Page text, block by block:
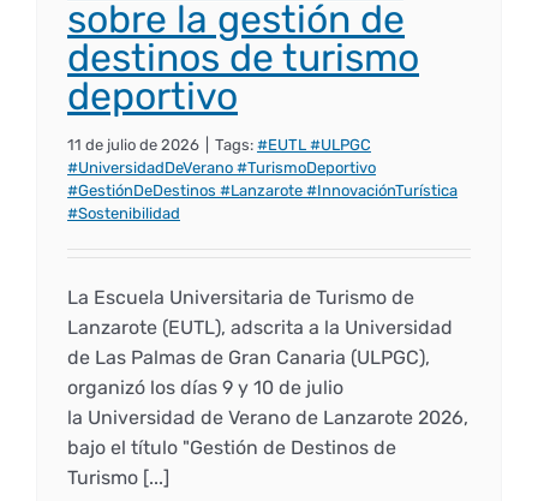
sobre la gestión de
destinos de turismo
deportivo
11 de julio de 2026 Tags: #EUTL #ULPGC
#UniversidadDeVerano #TurismoDeportivo
#GestiónDeDestinos #Lanzarote #InnovaciónTurística
#Sostenibilidad
La Escuela Universitaria de Turismo de
Lanzarote (EUTL), adscrita a la Universidad
de Las Palmas de Gran Canaria (ULPGC),
organizó los días 9 y 10 de julio
la Universidad de Verano de Lanzarote 2026,
bajo el título "Gestión de Destinos de
Turismo [...]